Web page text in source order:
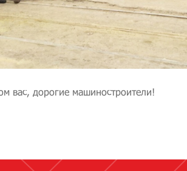
вас, дорогие машиностроители!